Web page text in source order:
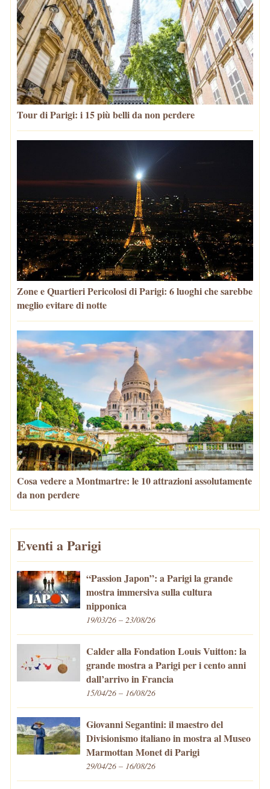
Tour di Parigi: i 15 più belli da non perdere
Zone e Quartieri Pericolosi di Parigi: 6 luoghi che sarebbe
meglio evitare di notte
Cosa vedere a Montmartre: le 10 attrazioni assolutamente
da non perdere
Eventi a Parigi
“Passion Japon”: a Parigi la grande
mostra immersiva sulla cultura
nipponica
19/03/26 – 23/08/26
Calder alla Fondation Louis Vuitton: la
grande mostra a Parigi per i cento anni
dall’arrivo in Francia
15/04/26 – 16/08/26
Giovanni Segantini: il maestro del
Divisionismo italiano in mostra al Museo
Marmottan Monet di Parigi
29/04/26 – 16/08/26